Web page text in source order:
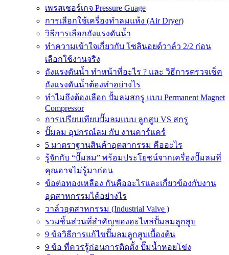
เพรสเชอร์เกจ Pressure Guage
การเลือกใช้เครื่องทำลมแห้ง (Air Dryer)
วิธีการเลือกถังแรงดันน้ำ
ทำความเข้าใจเกี่ยวกับ โซลินอยด์วาล์ว 2/2 ก่อน
เลือกใช้งานจริง
ถังแรงดันน้ำ ทำหน้าที่อะไร ? และ วิธีการตรวจเช็ค
ถังแรงดันน้ำต้องทำอย่างไร
ทำไมถึงต้องเลือก ปั้มลมสกรู แบบ Permanent Magnet
Compressor
การเปรียบเทียบปั๊มลมแบบ ลูกสูบ VS สกรู
ปั๊มลม อุปกรณ์ลม กับ งานคาร์แคร์
5 มาตราฐานสินค้าอุตสากรรม คืออะไร
รู้จักกับ “ปั๊มลม” พร้อมประโยชน์จากเครื่องปั๊มลมที่
คุณอาจไม่รู้มาก่อน
ข้อต่อทองเหลือง กันคืออะไรและเกี่ยวข้องกับงาน
อุตสาหกรรมได้อย่างไร
วาล์วอุตสาหกรรม (Industrial Valve )
รวมชิ้นส่วนที่สำคัญของอะไหล่ปั้มลมลูกสูบ
9 ข้อวิธีการแก้ไขปั๊มลมลูกสูบเบื้องต้น
9 ข้อ ที่ควรรู้ก่อนการติดตั้ง ปั๊มน้ำหอยโข่ง